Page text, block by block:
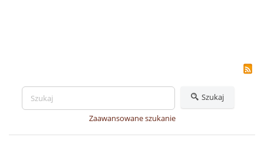
Szukaj
Zaawansowane szukanie